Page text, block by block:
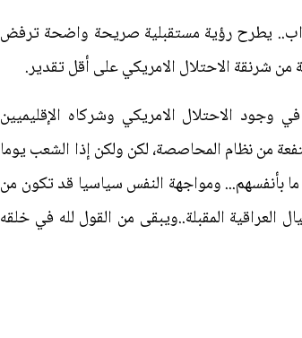
يطرح رؤية مستقبلية صريحة واضحة ترفض
شرنقة الاحتلال الامريكي على أقل تقدير.
الاحتلال الامريكي وشركاه الإقليميين
من نظام المحاصصة، لكن ولكن إذا الشعب يوما
بأنفسهم... ومواجهة النفس سياسيا قد تكون من
المقبلة..ويبقى من القول لله في خلقه